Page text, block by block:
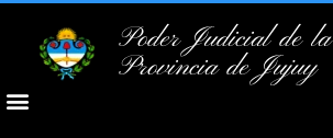
Poder Judicial de la
Provincia de Jujuy